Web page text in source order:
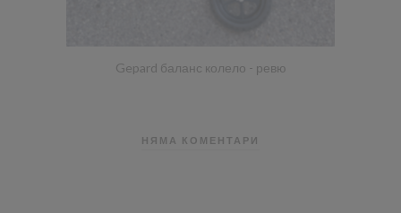
Gepard баланс колело - ревю
НЯМА КОМЕНТАРИ